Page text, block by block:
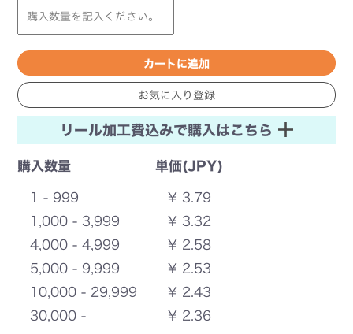
リール加工費込みで購入はこちら
購入数量 単価(JPY)
1 - 999
¥ 3.79
1,000 - 3,999
¥ 3.32
4,000 - 4,999
¥ 2.58
5,000 - 9,999
¥ 2.53
10,000 - 29,999
¥ 2.43
30,000 -
¥ 2.36